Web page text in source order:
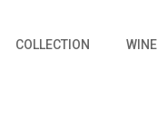
COLLECTION WINE